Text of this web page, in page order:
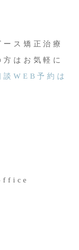
ス矯正治療
はお気軽に
談WEB予約は